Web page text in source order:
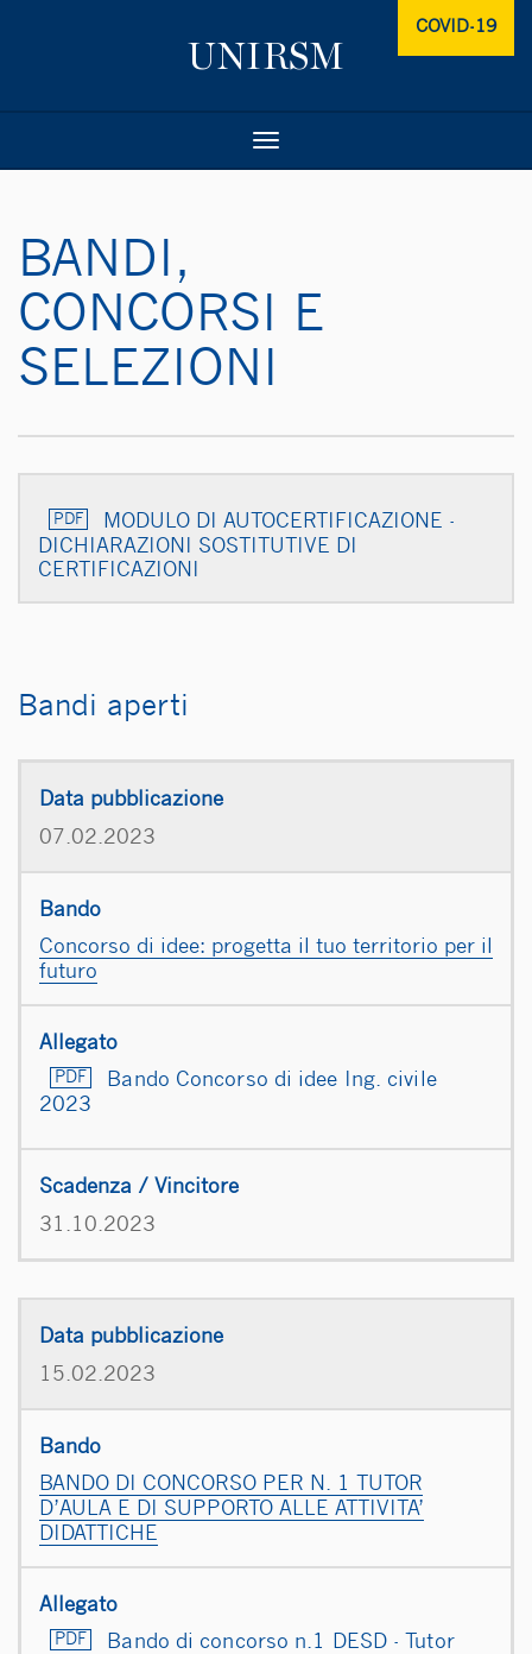
COVID-19
Toggle
BANDI,
CONCORSI E
SELEZIONI
MODULO DI AUTOCERTIFICAZIONE -
DICHIARAZIONI SOSTITUTIVE DI
CERTIFICAZIONI
Bandi aperti
07.02.2023
Concorso di idee: progetta il tuo territorio per il
futuro
Bando Concorso di idee Ing. civile
2023
31.10.2023
15.02.2023
BANDO DI CONCORSO PER N. 1 TUTOR
D’AULA E DI SUPPORTO ALLE ATTIVITA’
DIDATTICHE
Bando di concorso n.1 DESD - Tutor